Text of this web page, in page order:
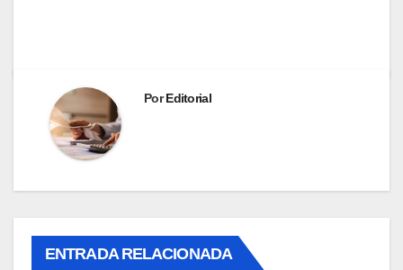
PorEditorial
ENTRADA RELACIONADA